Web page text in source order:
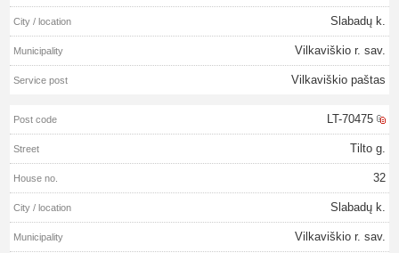
Slabadų k.
Vilkaviškio r. sav.
Vilkaviškio paštas
LT-70475
Tilto g.
32
Slabadų k.
Vilkaviškio r. sav.